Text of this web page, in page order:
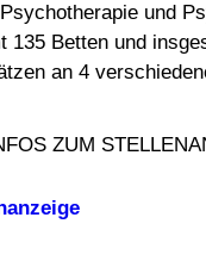
und
135 Betten und
an 4
ZUM